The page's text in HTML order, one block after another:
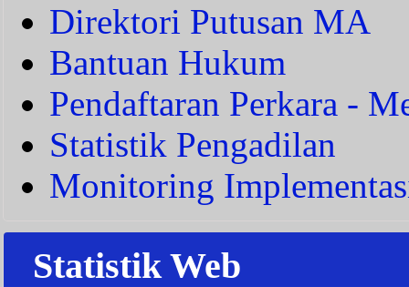
Direktori Putusan MA
Bantuan Hukum
Pendaftaran Perkara -
Statistik Pengadilan
Monitoring
Statistik Web